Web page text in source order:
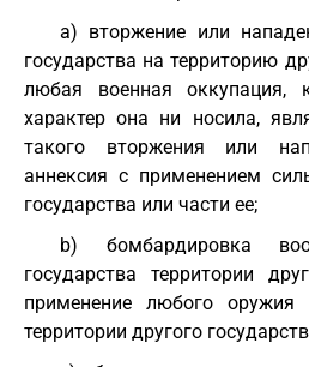
а) вторжение или
государства на территорию
любая военная оккупация,
характер она ни носила,
такого вторжения или
аннексия с применением
государства или части ее;
b) бомбардировка
государства территории
применение любого оружия
территории другого